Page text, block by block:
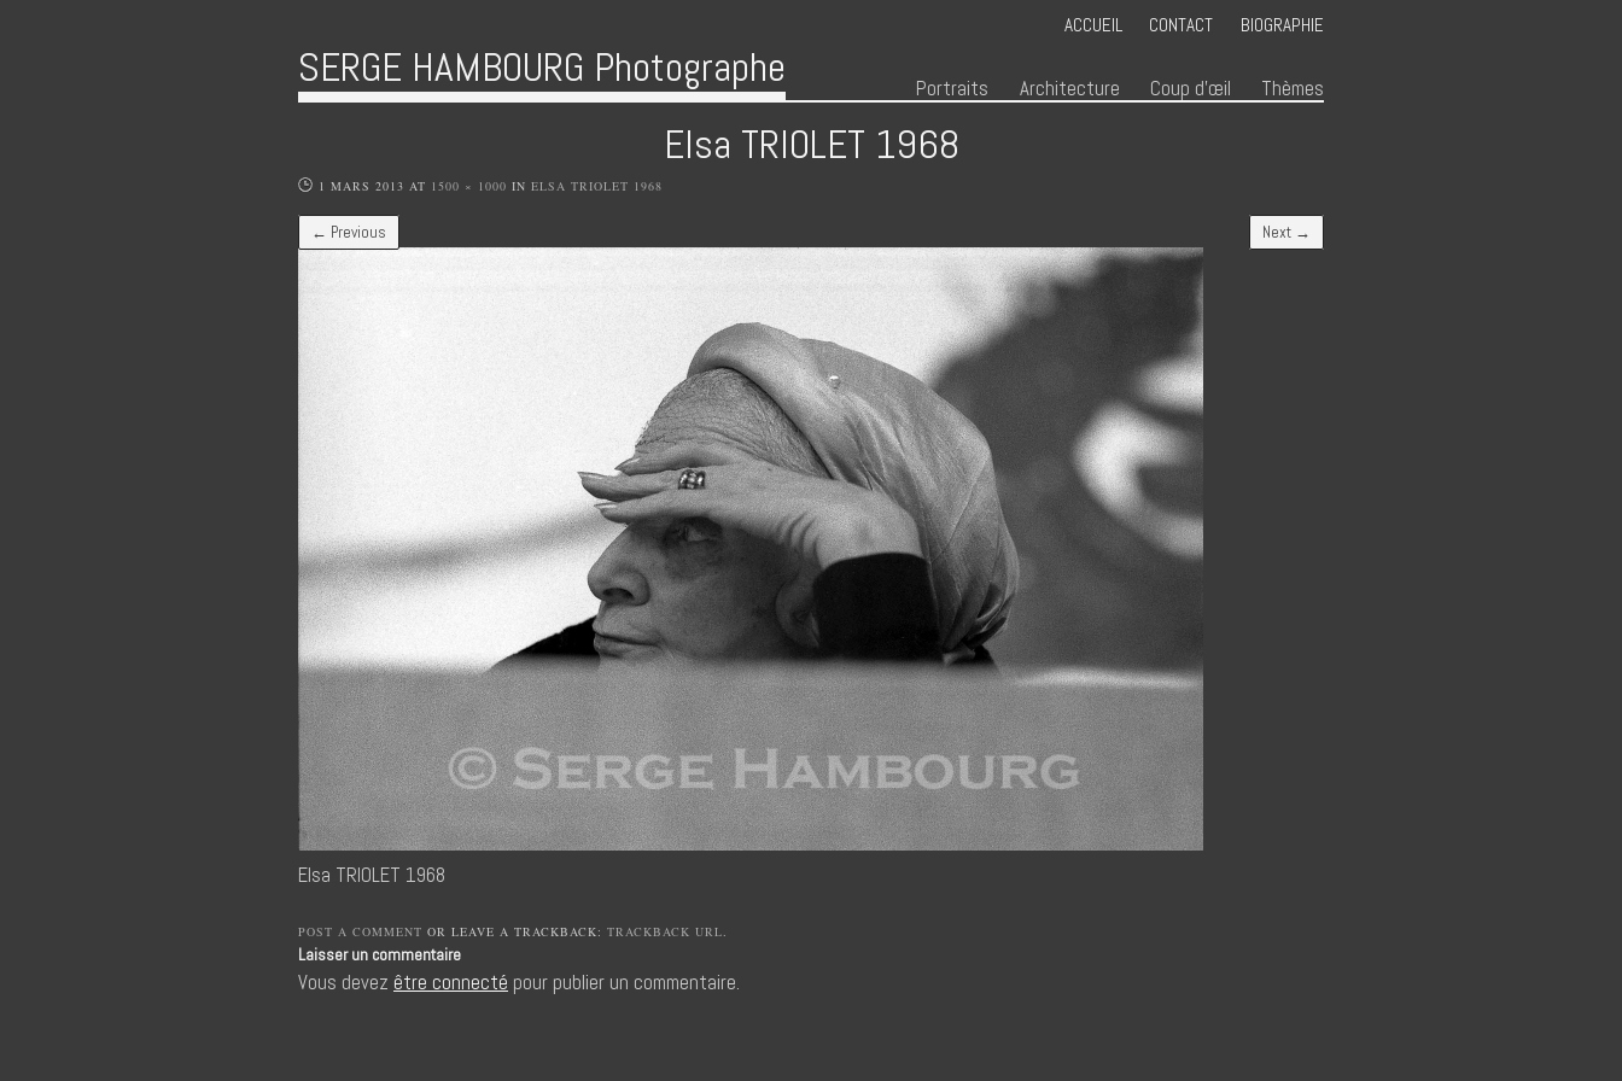
ACCUEIL CONTACT BIOGRAPHIE
SERGE HAMBOURG Photographe Menu
Skip to content
Portraits Architecture Coup d’œil Thèmes
Elsa TRIOLET 1968
1 MARS 2013 AT 1500 × 1000 IN ELSA TRIOLET 1968
← Previous Next →
Elsa TRIOLET 1968
POST A COMMENT OR LEAVE A TRACKBACK: TRACKBACK URL.
Laisser un commentaire
Vous devez être connecté pour publier un commentaire.